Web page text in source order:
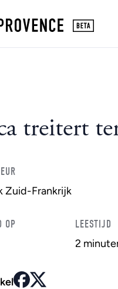
treitert
Zuid-Frankrijk
OP LEESTIJD
2